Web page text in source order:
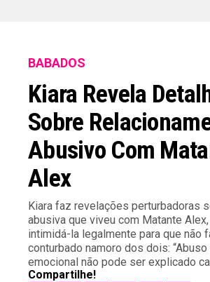
BABADOS
Kiara Revela
Sobre
Abusivo Com
Alex
Kiara faz revelações perturbadoras
abusiva que viveu com Matante
intimidá-la legalmente para que não
conturbado namoro dos dois:
emocional não pode ser explicado
Compartilhe!